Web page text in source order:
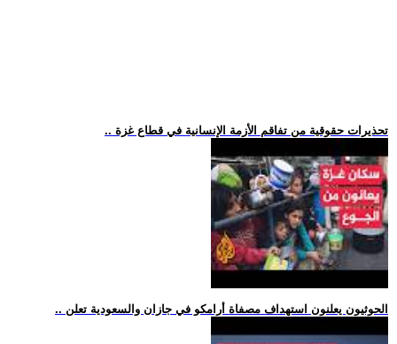
.. تحذيرات حقوقية من تفاقم الأزمة الإنسانية في قطاع غزة
.. الحوثيون يعلنون استهداف مصفاة أرامكو في جازان والسعودية تعلن